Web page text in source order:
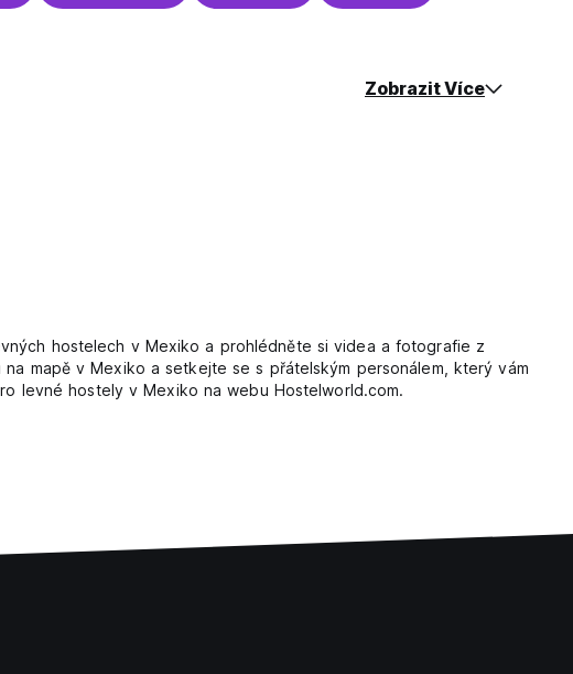
Zobrazit Více
hostelech v Mexiko a prohlédněte si videa a fotografie z
mapě v Mexiko a setkejte se s přátelským personálem, který vám
levné hostely v Mexiko na webu Hostelworld.com.